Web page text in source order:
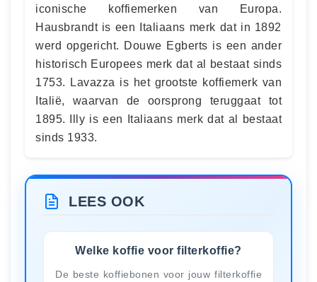
iconische koffiemerken van Europa.
Hausbrandt is een Italiaans merk dat in 1892
werd opgericht. Douwe Egberts is een ander
historisch Europees merk dat al bestaat sinds
1753. Lavazza is het grootste koffiemerk van
Italië, waarvan de oorsprong teruggaat tot
1895. Illy is een Italiaans merk dat al bestaat
sinds 1933.
LEES OOK
Welke koffie voor filterkoffie?
De beste koffiebonen voor jouw filterkoffie